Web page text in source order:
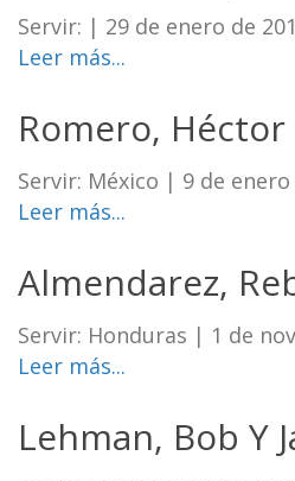
Servir: | 29 de enero de
Leer más...
Romero, Héctor
Servir: México | 9 de
Leer más...
Almendarez,
Servir: Honduras | 1 de
Leer más...
Lehman, Bob Y